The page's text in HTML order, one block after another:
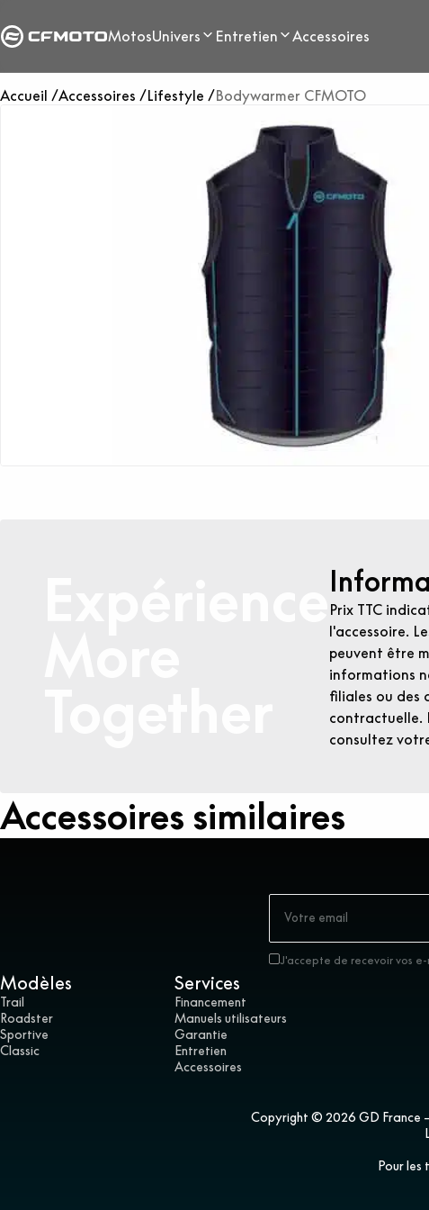
MotosUnivers Entretien Accessoires
Accueil Accessoires Lifestyle Bodywarmer CFMOTO
Prix TTC
l'accessoire.
peuvent être
informations
filiales ou des
contractuelle.
consultez
Accessoires similaires
J'accepte de recevoir vos
Modèles
Trail
Roadster
Sportive
Classic
Services
Financement
Manuels utilisateurs
Garantie
Entretien
Accessoires
Copyright © 2026 GD France –
Pour les